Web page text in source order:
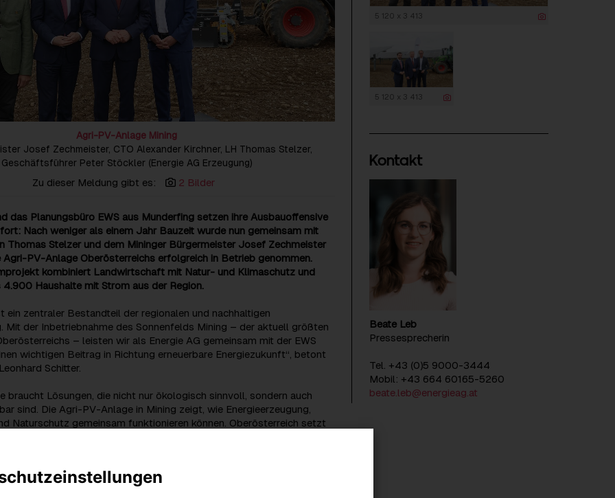
Agri-PV-Anlage Mining
Josef Zechmeister, CTO Alexander Kirchner, LH Thomas Stelzer,
Geschäftsführer Peter Stöckler (Energie AG Erzeugung)
Zu dieser Meldung gibt es: 2 Bilder
das Planungsbüro EWS aus Munderfing setzen ihre Ausbauoffensive
Nach weniger als einem Jahr Bauzeit wurde nun gemeinsam mit
Thomas Stelzer und dem Mininger Bürgermeister Josef Zechmeister
PV-Anlage Oberösterreichs erfolgreich in Betrieb genommen.
kombiniert Landwirtschaft mit Natur- und Klimaschutz und
Haushalte mit Strom aus der Region.
ein zentraler Bestandteil der regionalen und nachhaltigen
Mit der Inbetriebnahme des Sonnenfelds Mining – der aktuell größten
– leisten wir als Energie AG gemeinsam mit der EWS
wichtigen Beitrag in Richtung erneuerbare Energiezukunft“, betont
Schitter.
braucht Lösungen, die nicht nur ökologisch sinnvoll, sondern auch
sind. Die Agri-PV-Anlage in Mining zeigt, wie Energieerzeugung,
Naturschutz gemeinsam funktionieren können. Oberösterreich setzt
Schritt für Versorgungssicherheit und Nachhaltigkeit“, führt
Thomas Stelzer in seiner Festrede vor Ort aus.
nachhaltige Lebensmittelproduktion
Feld ist eine innovative Lösung, um bereits bewirtschaftete Acker-
5 120 x 3 413
5 120 x 3 413
Kontakt
Beate Leb
Pressesprecherin
Tel. +43 (0)5 9000-3444
Mobil: +43 664 60165-5260
beate.leb@energieag.at